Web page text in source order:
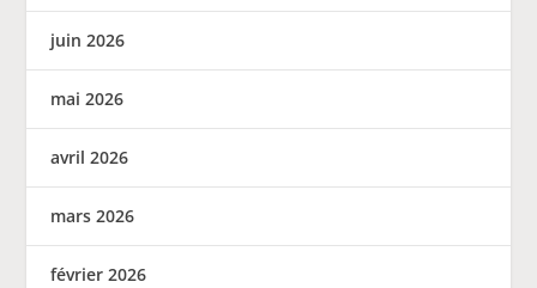
juin 2026
mai 2026
avril 2026
mars 2026
février 2026